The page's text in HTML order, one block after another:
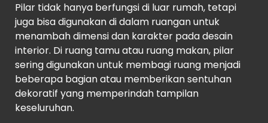
Pilar tidak hanya berfungsi di luar rumah, tetapi
juga bisa digunakan di dalam ruangan untuk
menambah dimensi dan karakter pada desain
interior. Di ruang tamu atau ruang makan, pilar
sering digunakan untuk membagi ruang menjadi
beberapa bagian atau memberikan sentuhan
dekoratif yang memperindah tampilan
keseluruhan.